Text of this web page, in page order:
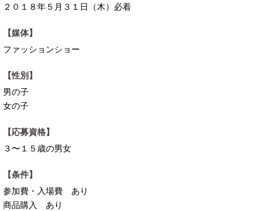
２０１８年５月３１日（木）必着
【媒体】
ファッションショー
【性別】
男の子
女の子
【応募資格】
３〜１５歳の男女
【条件】
参加費・入場費 あり
商品購入 あり